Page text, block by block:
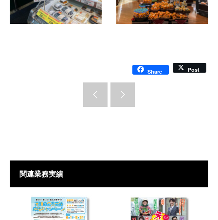
Share Post
関連業務実績